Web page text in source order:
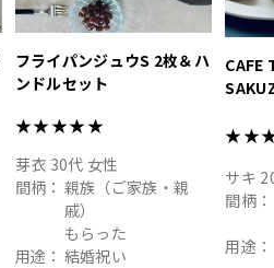
フライパンジュウS 2枚＆ハ
ンドルセット
★★★★★
芽衣 30代 女性
間柄： 親族（ご家族・親
戚）
もらった
用途： 結婚祝い
CAFE
サキ
間柄：
用途：